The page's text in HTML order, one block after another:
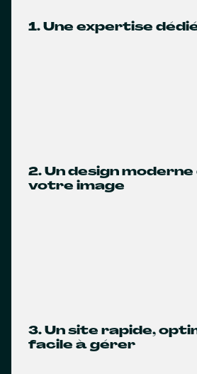
1. Une expertise
2. Un design
votre image
3. Un site rapide,
facile à gérer